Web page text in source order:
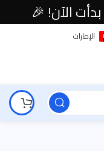
الإمارات
الآن! 🎉